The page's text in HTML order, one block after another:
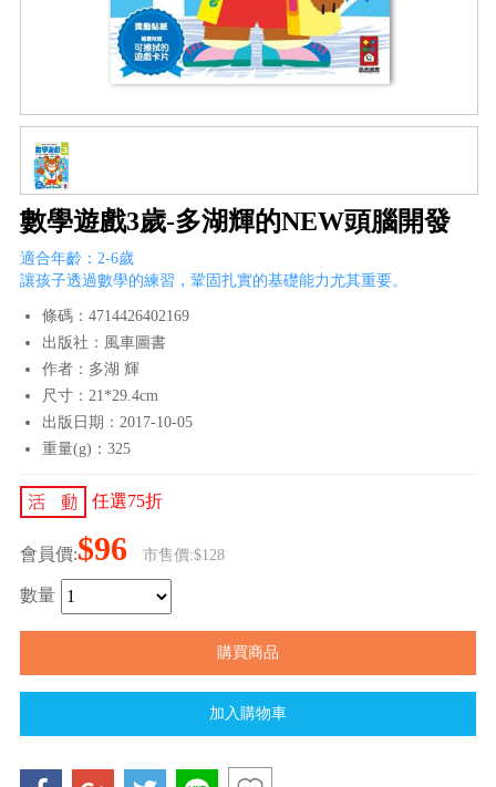
數學遊戲3歲-多湖輝的NEW頭腦開發
適合年齡：2-6歲
讓孩子透過數學的練習，鞏固扎實的基礎能力尤其重要。
條碼：4714426402169
出版社：風車圖書
作者：多湖 輝
尺寸：21*29.4cm
出版日期：2017-10-05
重量(g)：325
任選75折
會員價:$96 市售價:$128
數量